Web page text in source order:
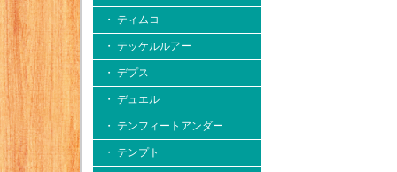
・ ティムコ
・ テッケルルアー
・ デプス
・ デュエル
・ テンフィートアンダー
・ テンプト